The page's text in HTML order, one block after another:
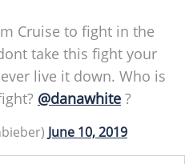
Cruise to fight in the
take this fight your
live it down. Who is
@danawhite ?
June 10, 2019